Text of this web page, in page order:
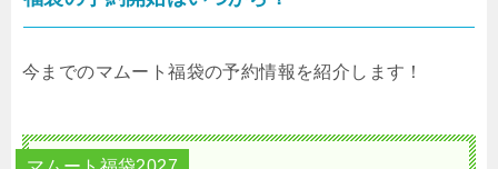
今までのマムート福袋の予約情報を紹介します！